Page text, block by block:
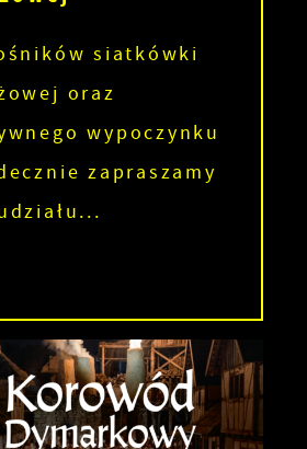
siatkówki
oraz
wypoczynku
zapraszamy